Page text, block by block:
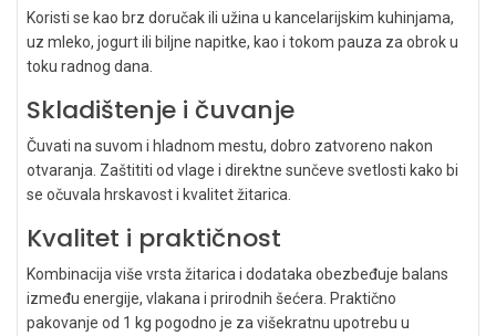
Koristi se kao brz doručak ili užina u kancelarijskim kuhinjama,
uz mleko, jogurt ili biljne napitke, kao i tokom pauza za obrok u
toku radnog dana.
Skladištenje i čuvanje
Čuvati na suvom i hladnom mestu, dobro zatvoreno nakon
otvaranja. Zaštititi od vlage i direktne sunčeve svetlosti kako bi
se očuvala hrskavost i kvalitet žitarica.
Kvalitet i praktičnost
Kombinacija više vrsta žitarica i dodataka obezbeđuje balans
između energije, vlakana i prirodnih šećera. Praktično
pakovanje od 1 kg pogodno je za višekratnu upotrebu u